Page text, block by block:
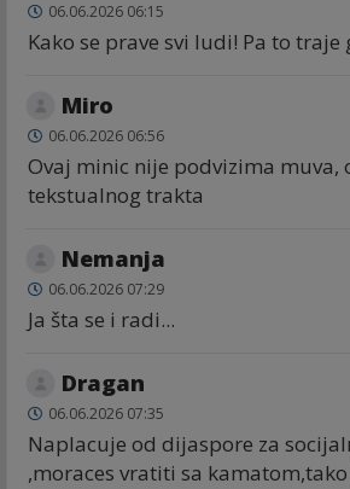
06.06.2026 06:15
Kako se prave svi ludi! Pa to
Miro
06.06.2026 06:56
Ovaj minic nije podvizima muva,
tekstualnog trakta
Nemanja
06.06.2026 07:29
Ja šta se i radi...
Dragan
06.06.2026 07:35
Naplacuje od dijaspore za
,moraces vratiti sa kamatom,tako